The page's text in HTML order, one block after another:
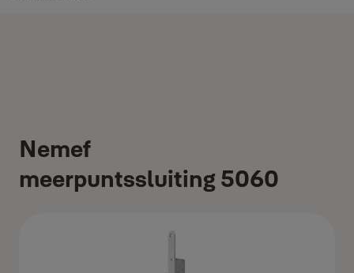
Nemef
meerpuntssluiting 5060